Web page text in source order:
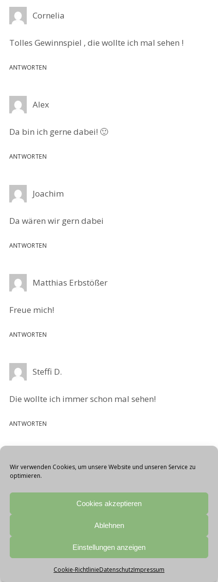
Wir verwenden Cookies, um unsere Website und unseren Service zu
optimieren.
Cookies akzeptieren
Ablehnen
Einstellungen anzeigen
Cookie-RichtlinieDatenschutzImpressum
Cornelia
Tolles Gewinnspiel , die wollte ich mal sehen !
ANTWORTEN
Alex
Da bin ich gerne dabei! 🙂
ANTWORTEN
Joachim
Da wären wir gern dabei
ANTWORTEN
Matthias Erbstößer
Freue mich!
ANTWORTEN
Steffi D.
Die wollte ich immer schon mal sehen!
ANTWORTEN
ANTWORTEN
Schreibe einen Kommentar
Deine E-Mail-Adresse wird nicht veröffentlicht.